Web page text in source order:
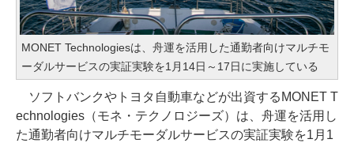
MONET Technologiesは、舟運を活用した通勤者向けマルチモ
ーダルサービスの実証実験を1月14日～17日に実施している
ソフトバンクやトヨタ自動車などが出資するMONET T
echnologies（モネ・テクノロジーズ）は、舟運を活用し
た通勤者向けマルチモーダルサービスの実証実験を1月1